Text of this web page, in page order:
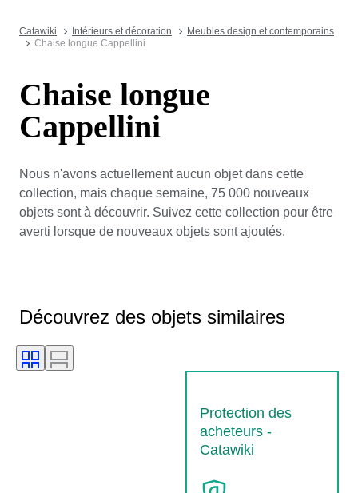
Catawiki Intérieurs et décoration
Meubles design et contemporains
Chaise longue Cappellini
Chaise longue
Cappellini
Nous n'avons actuellement aucun objet dans cette
collection, mais chaque semaine, 75 000 nouveaux
objets sont à découvrir. Suivez cette collection pour être
averti lorsque de nouveaux objets sont ajoutés.
Découvrez des objets similaires
Protection des
acheteurs -
Catawiki